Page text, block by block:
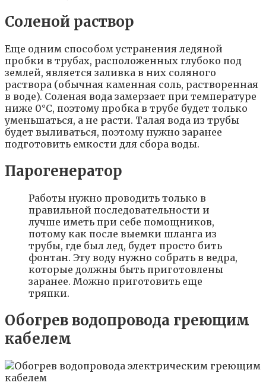
Соленой раствор
Еще одним способом устранения ледяной
пробки в трубах, расположенных глубоко под
землей, является заливка в них соляного
раствора (обычная каменная соль, растворенная
в воде). Соленая вода замерзает при температуре
ниже 0°С, поэтому пробка в трубе будет только
уменьшаться, а не расти. Талая вода из трубы
будет выливаться, поэтому нужно заранее
подготовить емкости для сбора воды.
Парогенератор
Работы нужно проводить только в
правильной последовательности и
лучше иметь при себе помощников,
потому как после выемки шланга из
трубы, где был лед, будет просто бить
фонтан. Эту воду нужно собрать в ведра,
которые должны быть приготовлены
заранее. Можно приготовить еще
тряпки.
Обогрев водопровода греющим
кабелем